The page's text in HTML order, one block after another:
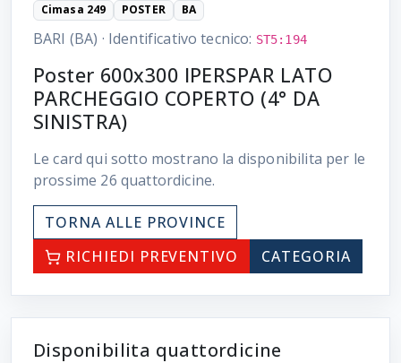
Cimasa 249 POSTER BA
BARI (BA) · Identificativo tecnico: ST5:194
Poster 600x300 IPERSPAR LATO
PARCHEGGIO COPERTO (4° DA
SINISTRA)
Le card qui sotto mostrano la disponibilita per le
prossime 26 quattordicine.
TORNA ALLE PROVINCE
RICHIEDI PREVENTIVO
CATEGORIA
Disponibilita quattordicine